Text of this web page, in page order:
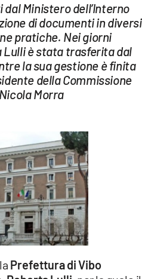
Ministero dell’Interno
di documenti in diversi
pratiche. Nei giorni
è stata trasferita dal
la sua gestione è finita
della Commissione
Morra
Prefettura di Vibo